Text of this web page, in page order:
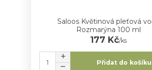
Saloos Květinová pleťová
Rozmarýna 100 ml
177 Kč/ks
Přidat do košíku